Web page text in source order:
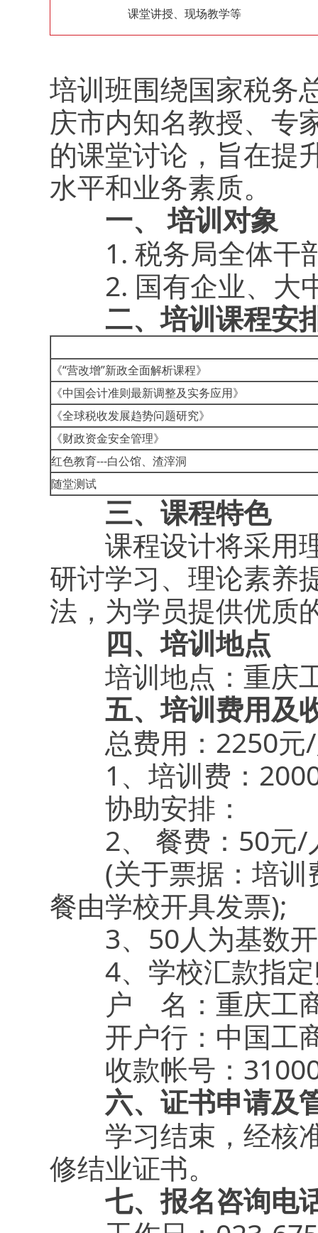
课堂讲授、现场教学等
培训班围绕国家税务
庆市内知名教授、专
的课堂讨论，旨在提
水平和业务素质
一、 培训对象
1. 税务局全体干
2. 国有企业、大
二、培训课程安
《“营改增”新政全面解析课程》
《中国会计准则最新调整及实务应用》
《全球税收发展趋势问题研究》
《财政资金安全管理》
红色教育---白公馆、渣滓洞
随堂测试
三、课程特色
课程设计将采用理
研讨学习、理论素养
法，为学员提供优质
四、培训地点
培训地点：重庆工
五、培训费用及
总费用：2250元
1、培训费：2000
协助安排：
2、 餐费：50元/
(关于票据：培训
餐由学校开具发票);
3、50人为基数开
4、学校汇款指定
户 名：重庆工
开户行：中国工
收款帐号：
六、证书申请及
学习结束，经核准
修结业证书。
七、报名咨询电